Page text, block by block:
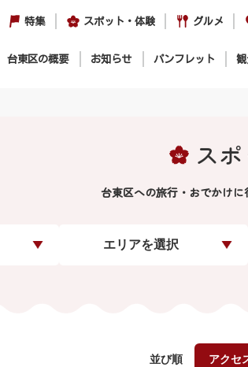
特集 スポット・体験 グルメ
台東区の概要 お知らせ パンフレット
ス
台東区への旅行・おでかけに
エリアを選択
並び順 アクセ